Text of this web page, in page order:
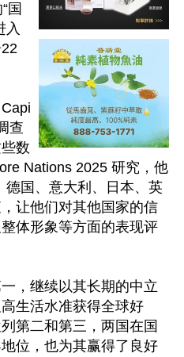
国
入
查
数
Nations 2025 研究，他
德国、意大利、日本、英
让他们对其他国家的信
体形象等方面的表现评
，继续以其长期的中立
生活水准获得全球好
第二和第三，两国在国
位，也为其赢得了良好